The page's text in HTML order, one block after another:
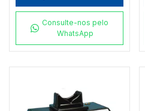
Consulte-nos pelo
WhatsApp